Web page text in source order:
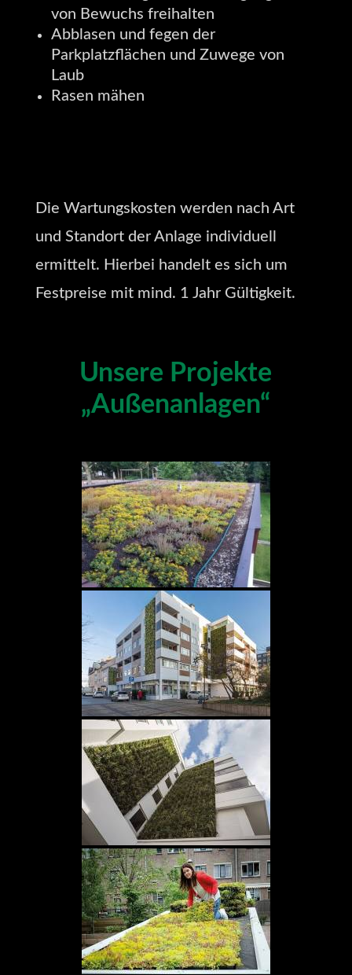
von Bewuchs freihalten
Abblasen und fegen der
Parkplatzflächen und Zuwege von
Laub
Rasen mähen
Die Wartungskosten werden nach Art
und Standort der Anlage individuell
ermittelt. Hierbei handelt es sich um
Festpreise mit mind. 1 Jahr Gültigkeit.
Unsere Projekte
„Außenanlagen“